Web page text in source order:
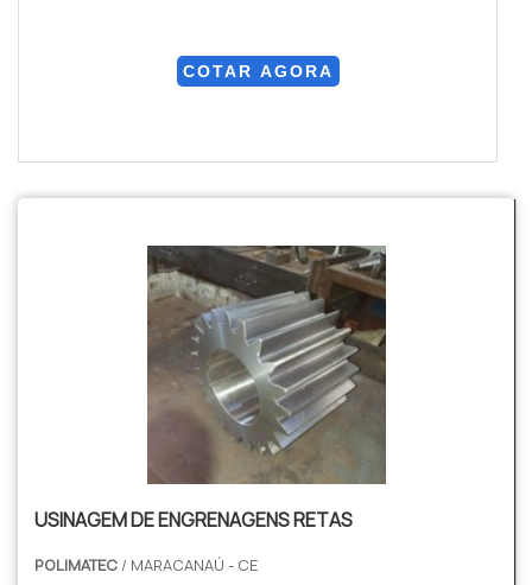
COTAR AGORA
USINAGEM DE ENGRENAGENS RETAS
POLIMATEC / MARACANAÚ - CE